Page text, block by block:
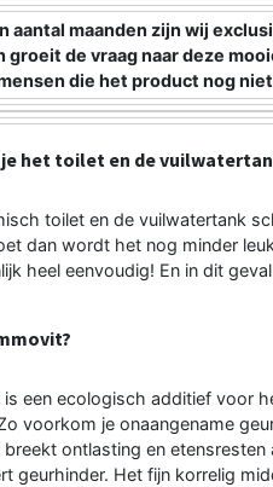
aantal maanden zijn wij
groeit de vraag naar deze
die het product nog
je het toilet en de
toilet en de vuilwatertank
dan wordt het nog minder
heel eenvoudig! En in dit
is een ecologisch additief voor
voorkom je onaangename
ontlasting en
geurhinder. Het fijn korrelig